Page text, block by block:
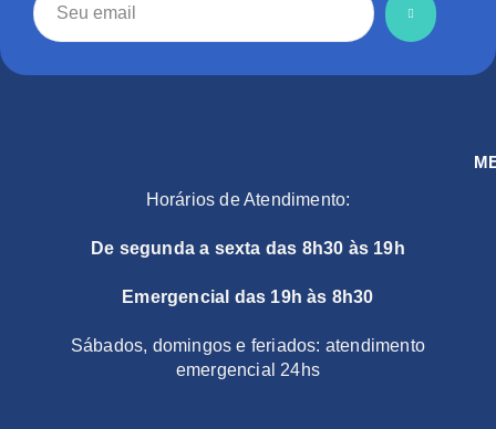
Horários de Atendimento:
De segunda a sexta das 8h30 às 19h
Emergencial das 19h às 8h30
Sábados, domingos e feriados: atendimento
emergencial 24hs